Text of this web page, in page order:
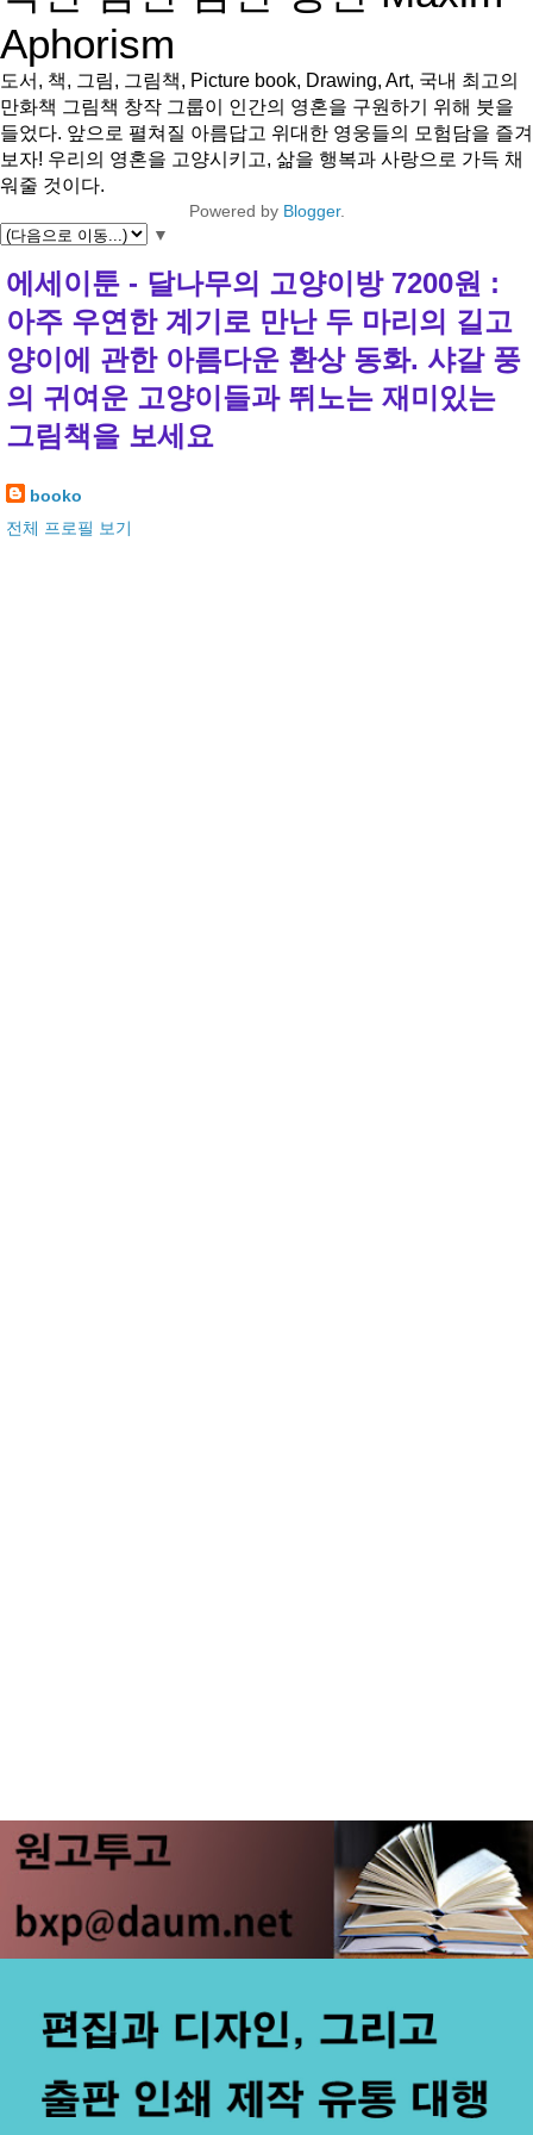
Aphorism
도서, 책, 그림, 그림책, Picture book, Drawing, Art, 국내 최고의
만화책 그림책 창작 그룹이 인간의 영혼을 구원하기 위해 붓을
들었다. 앞으로 펼쳐질 아름답고 위대한 영웅들의 모험담을 즐겨
보자! 우리의 영혼을 고양시키고, 삶을 행복과 사랑으로 가득 채
워줄 것이다.
Powered by Blogger.
▼
에세이툰 - 달나무의 고양이방 7200원 :
아주 우연한 계기로 만난 두 마리의 길고
양이에 관한 아름다운 환상 동화. 샤갈 풍
의 귀여운 고양이들과 뛰노는 재미있는
그림책을 보세요
booko
전체 프로필 보기